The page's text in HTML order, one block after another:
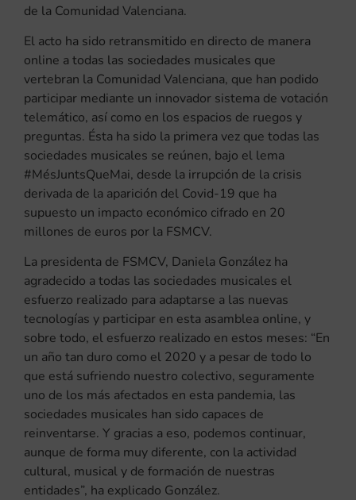
de la Comunidad Valenciana.
El acto ha sido retransmitido en directo de manera
online a todas las sociedades musicales que
vertebran la Comunidad Valenciana, que han podido
participar mediante un innovador sistema de votación
telemático, así como en los espacios de ruegos y
preguntas. Ésta ha sido la primera vez que todas las
sociedades musicales se reúnen, bajo el lema
#MésJuntsQueMai, desde la irrupción de la crisis
derivada de la aparición del Covid-19 que ha
supuesto un impacto económico cifrado en 20
millones de euros por la FSMCV.
La presidenta de FSMCV, Daniela González ha
agradecido a todas las sociedades musicales el
esfuerzo realizado para adaptarse a las nuevas
tecnologías y participar en esta asamblea online, y
sobre todo, el esfuerzo realizado en estos meses: “En
un año tan duro como el 2020 y a pesar de todo lo
que está sufriendo nuestro colectivo, seguramente
uno de los más afectados en esta pandemia, las
sociedades musicales han sido capaces de
reinventarse. Y gracias a eso, podemos continuar,
aunque de forma muy diferente, con la actividad
cultural, musical y de formación de nuestras
entidades”, ha explicado González.